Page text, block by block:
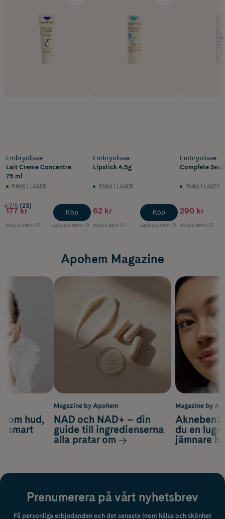
Embryolisse
Lait Creme Concentre
75 ml
FINNS I LAGER
4.7/5 (23)
177 kr
Ord.pris 236 kr Lägsta pris 189 kr
Köp
Embryolisse
Lipstick 4,5g
FINNS I LAGER
62 kr
Ord.pris 82 kr Lägsta pris 66 kr
Köp
Embryolisse
Complete
FINNS I LAGER
290 kr
Ord.pris 387 kr
Apohem Magazine
Magazine by
du en
jämnare
om hud,
smart
Magazine by Apohem
NAD och NAD+ – din
guide till ingredienserna
alla pratar om
Prenumerera på vårt nyhetsbrev
Få personliga erbjudanden och det senaste inom hälsa och skönhet